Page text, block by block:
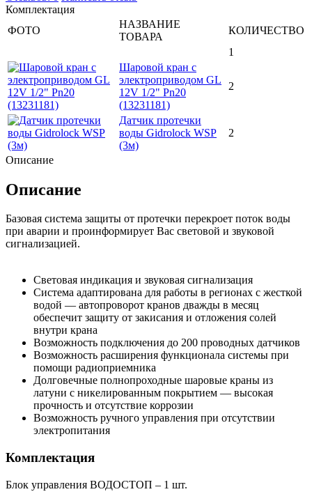
Комплектация
ФОТО
НАЗВАНИЕ
ТОВАРА
КОЛИЧЕСТВО
1
Шаровой кран с
электроприводом GL
12V 1/2" Pn20
(13231181)
2
Датчик протечки
воды Gidrolock WSР
(3м)
2
Описание
Описание
Базовая система защиты от протечки перекроет поток воды
при аварии и проинформирует Вас световой и звуковой
сигнализацией.
Световая индикация и звуковая сигнализация
Система адаптирована для работы в регионах с жесткой
водой — автопроворот кранов дважды в месяц
обеспечит защиту от закисания и отложения солей
внутри крана
Возможность подключения до 200 проводных датчиков
Возможность расширения функционала системы при
помощи радиоприемника
Долговечные полнопроходные шаровые краны из
латуни с никелированным покрытием — высокая
прочность и отсутствие коррозии
Возможность ручного управления при отсутствии
электропитания
Комплектация
Блок управления ВОДОСТОП – 1 шт.